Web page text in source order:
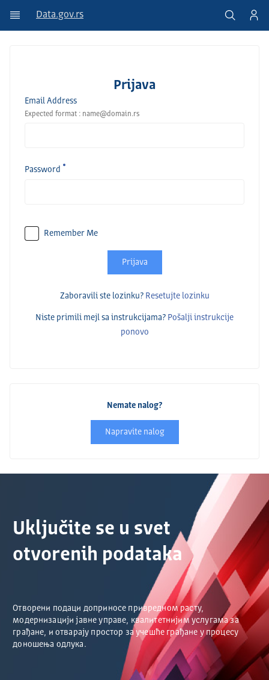
Data.gov.rs
Prijava
Email Address
Expected format : name@domain.rs
Password
Remember Me
Prijava
Zaboravili ste lozinku? Resetujte lozinku
Niste primili mejl sa instrukcijama? Pošalјi instrukcije
ponovo
Nemate nalog?
Napravite nalog
Uključite se u svet
otvorenih podataka
Отворени подаци доприносе привредном расту,
модернизацији јавне управе, квалитетнијим услугама за
грађане, и отварају простор за учешће грађане у процесу
доношења одлука.